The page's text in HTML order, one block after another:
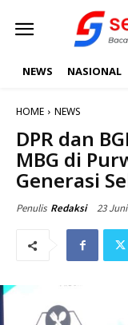
NEWS NASIONAL
HOME NEWS
DPR dan
MBG di
Generasi
Penulis Redaksi 23